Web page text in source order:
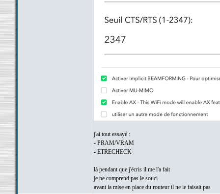
j'ai tout essayé :
- PRAM/VRAM
- ETRECHECK
là pendant que j'écris il me l'a fait
je ne comprend pas le souci
avant la mise en place du routeur il ne le faisait pas